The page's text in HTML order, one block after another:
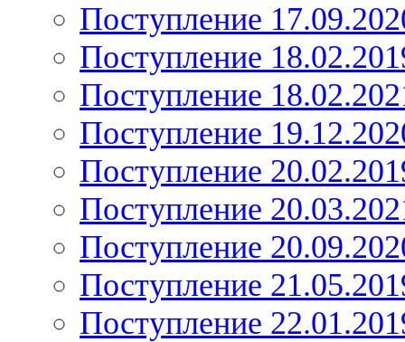
Поступление
Поступление
Поступление
Поступление
Поступление
Поступление
Поступление
Поступление
Поступление